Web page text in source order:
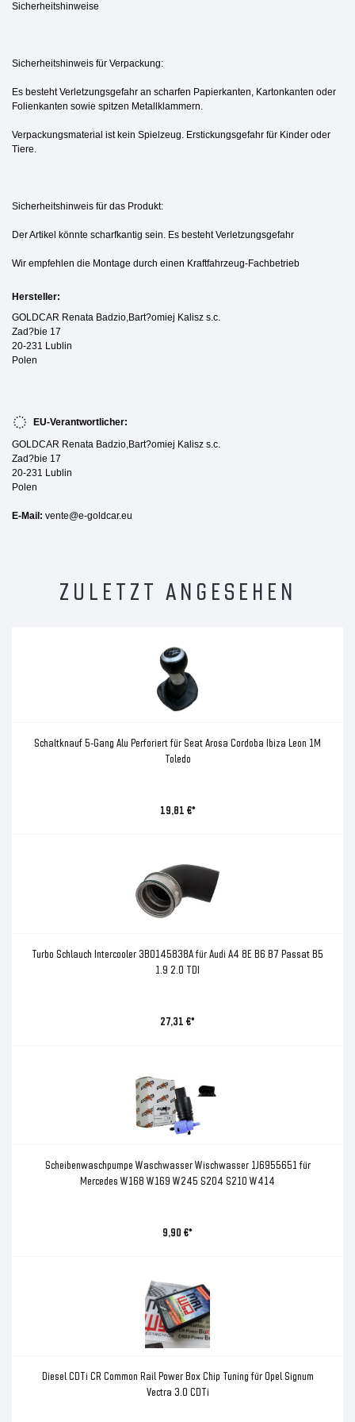
Sicherheitshinweise
Sicherheitshinweis für Verpackung:
Es besteht Verletzungsgefahr an scharfen Papierkanten, Kartonkanten oder
Folienkanten sowie spitzen Metallklammern.
Verpackungsmaterial ist kein Spielzeug. Erstickungsgefahr für Kinder oder
Tiere.
Sicherheitshinweis für das Produkt:
Der Artikel könnte scharfkantig sein. Es besteht Verletzungsgefahr
Wir empfehlen die Montage durch einen Kraftfahrzeug-Fachbetrieb
Hersteller:
GOLDCAR Renata Badzio,Bart?omiej Kalisz s.c.
Zad?bie 17
20-231 Lublin
Polen
EU-Verantwortlicher:
GOLDCAR Renata Badzio,Bart?omiej Kalisz s.c.
Zad?bie 17
20-231 Lublin
Polen
E-Mail: vente@e-goldcar.eu
ZULETZT ANGESEHEN
Schaltknauf 5-Gang Alu Perforiert für Seat Arosa Cordoba Ibiza Leon 1M
Toledo
19,81 €*
Turbo Schlauch Intercooler 3B0145838A für Audi A4 8E B6 B7 Passat B5
1.9 2.0 TDI
27,31 €*
Scheibenwaschpumpe Waschwasser Wischwasser 1J6955651 für
Mercedes W168 W169 W245 S204 S210 W414
9,90 €*
Diesel CDTi CR Common Rail Power Box Chip Tuning für Opel Signum
Vectra 3.0 CDTi